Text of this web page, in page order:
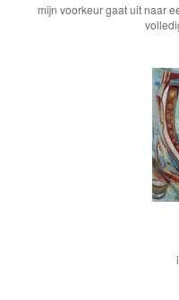
mijn voorkeur gaat uit naar